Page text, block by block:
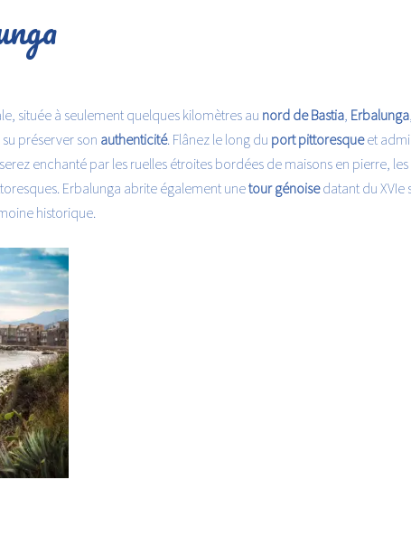
située à seulement quelques kilomètres au nord de Bastia Erbalunga
préserver son authenticité. Flânez le long du port pittoresqueet
enchanté par les ruelles étroites bordées de maisons en pierre,
Erbalunga abrite également unetour génoisedatant du XVIe
historique.